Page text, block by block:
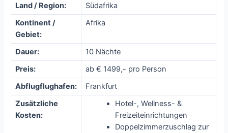
Land / Region:
Südafrika
Kontinent /
Gebiet:
Afrika
Dauer:
10 Nächte
Preis:
ab € 1499,- pro Person
Abflugflughafen:
Frankfurt
Zusätzliche
Kosten:
Hotel-, Wellness- &
Freizeiteinrichtungen
Doppelzimmerzuschlag zur